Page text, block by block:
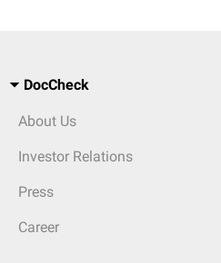
DocCheck
About Us
Investor Relations
Press
Career